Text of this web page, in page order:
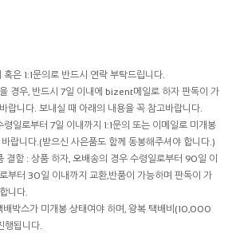
은 1:1문의로 반드시 연락 부탁드립니다.
경우, 반드시 7일 이내에 bizent메일로 하자 판독이 가
랍니다. 보내실 때 아래의 내용을 꼭 참고바랍니다.
일로부터 7일 이내까지 1:1문의 또는 이메일로 미개봉
랍니다.(받으신 사은품도 함께 동봉해주셔야 합니다.)
결함 : 상품 하자, 오배송의 경우 수령일로부터 90일 이
부터 30일 이내까지 교환,반품이 가능하며 판독이 가
니다.
배박스가 미개봉 상태여야 하며, 왕복 택배비(10,000
행됩니다.